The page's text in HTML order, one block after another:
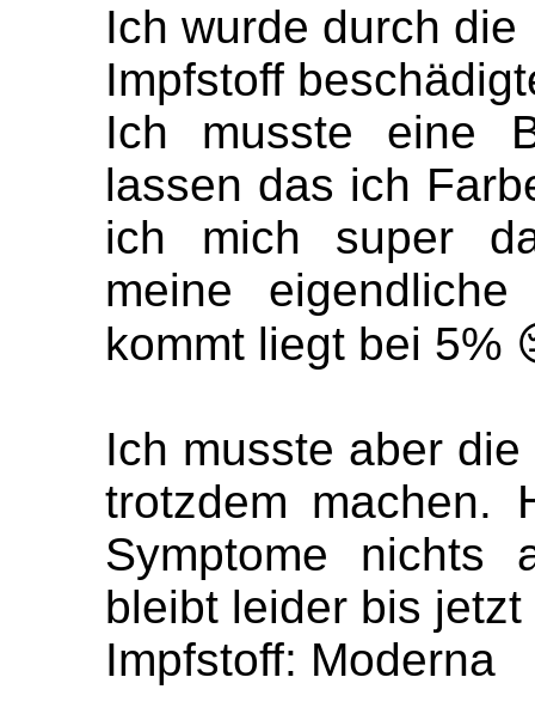
Ich wurde durch
Impfstoff
Ich musste eine
lassen das ich
ich mich super
meine
kommt liegt bei 5%
Ich musste aber
trotzdem machen.
Symptome nichts
bleibt leider bis jetzt
Impfstoff: Moderna